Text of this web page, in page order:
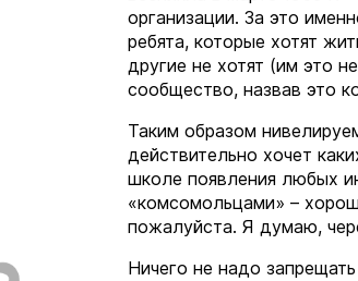
организации. За это
ребята, которые хотят
другие не хотят (им это
сообщество, назвав это
Таким образом
действительно хочет
школе появления любых
«комсомольцами» –
пожалуйста. Я думаю,
Ничего не надо